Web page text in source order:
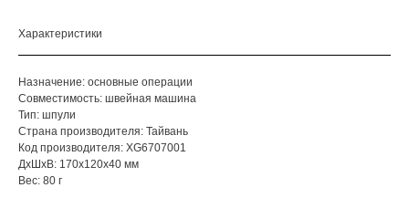
Характеристики
Назначение: основные операции
Совместимость: швейная машина
Тип: шпули
Страна производителя: Тайвань
Код производителя: XG6707001
ДxШxВ: 170x120x40 мм
Вес: 80 г